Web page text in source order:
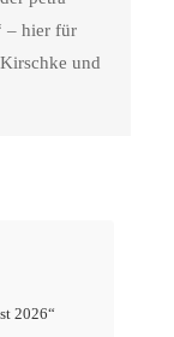
– hier für
und
2026“